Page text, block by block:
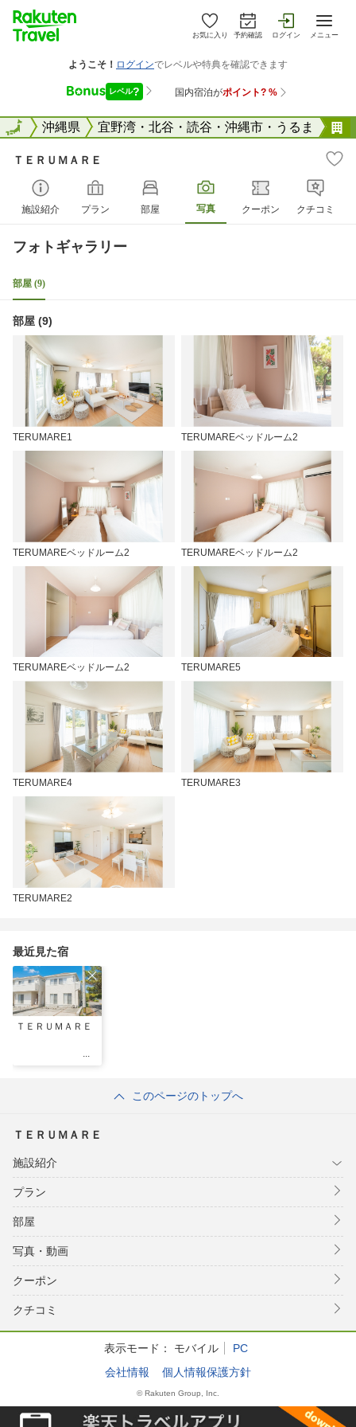
お気に入り 予約確認 ログイン メニュー
全国沖縄県 宜野湾・北谷・読谷・沖縄市・うるま
全国
ＴＥＲＵＭＡＲＥ
施設紹介 プラン 部屋 写真 クーポン クチコミ
フォトギャラリー
部屋 (9)
部屋 (9)
TERUMARE1 TERUMAREベッドルーム2
TERUMAREベッドルーム2 TERUMAREベッドルーム2
TERUMAREベッドルーム2 TERUMARE5
TERUMARE4 TERUMARE3
TERUMARE2
最近見た宿
ＴＥＲＵＭＡＲＥ
このページのトップへ
ＴＥＲＵＭＡＲＥ
施設紹介
プラン
部屋
写真・動画
クーポン
クチコミ
表示モード： モバイル
PC
会社情報
個人情報保護方針
© Rakuten Group, Inc.